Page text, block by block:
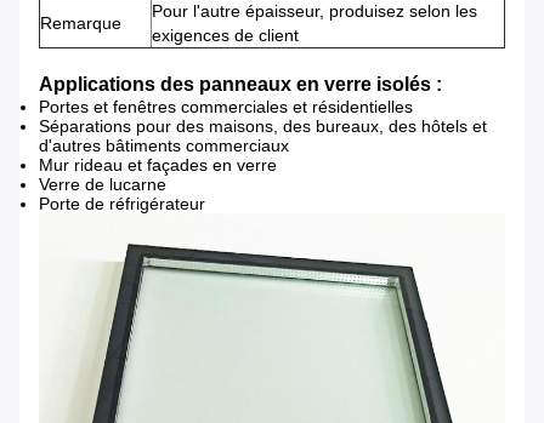
Remarque
Pour l'autre épaisseur, produisez selon les
exigences de client
Applications des panneaux en verre isolés :
Portes et fenêtres commerciales et résidentielles
Séparations pour des maisons, des bureaux, des hôtels et
d'autres bâtiments commerciaux
Mur rideau et façades en verre
Verre de lucarne
Porte de réfrigérateur